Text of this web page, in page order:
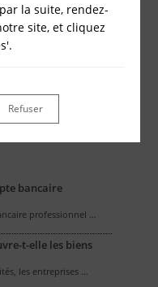
bancaire
professionnel …
t-elle les biens
les entreprises …
la suite, rendez-
site, et cliquez
Refuser